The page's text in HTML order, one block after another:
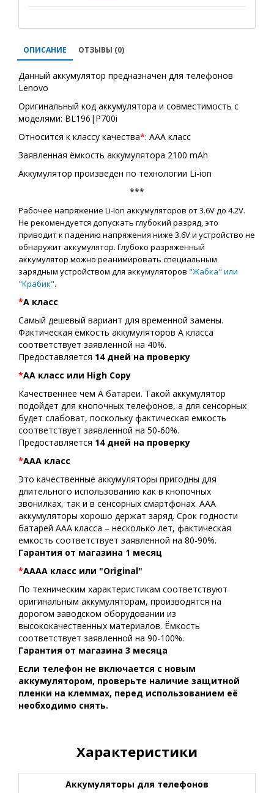
ОПИСАНИЕ ОТЗЫВЫ (0)
Данный аккумулятор предназначен для телефонов
Lenovo
Оригинальный код аккумулятора и совместимость с
моделями: BL196|P700i
Относится к классу качества*: AAA класс
Заявленная ёмкость аккумулятора 2100 mAh
Аккумулятор произведен по технологии Li-ion
***
Рабочее напряжение Li-Ion аккумуляторов от 3.6V до 4.2V.
Не рекомендуется допускать глубокий разряд, это
приводит к падению напряжения ниже 3.6V и устройство не
обнаружит аккумулятор. Глубоко разряженный
аккумулятор можно реанимировать специальным
зарядным устройством для аккумуляторов "Жабка" или
"Крабик".
*А класс
Самый дешевый вариант для временной замены.
Фактическая ёмкость аккумуляторов A класса
соответствует заявленной на 40%.
Предоставляется 14 дней на проверку
*АA класс или High Copy
Качественнее чем А батареи. Такой аккумулятор
подойдет для кнопочных телефонов, а для сенсорных
будет слабоват, поскольку фактическая емкость
соответствует заявленной на 50-60%.
Предоставляется 14 дней на проверку
*АAA класс
Это качественные аккумуляторы пригодны для
длительного использованию как в кнопочных
звонилках, так и в сенсорных смартфонах. ААА
аккумуляторы хорошо держат заряд. Срок годности
батарей ААА класса – несколько лет, фактическая
емкость соответствует заявленной на 80-90%.
Гарантия от магазина 1 месяц
*AAAA класс или "Original"
По техническим характеристикам соответствуют
оригинальным аккумуляторам, производятся на
дорогом заводском оборудовании из
высококачественных материалов. Ёмкость
соответствует заявленной на 90-100%.
Гарантия от магазина 3 месяца
Если телефон не включается с новым
аккумулятором, проверьте наличие защитной
пленки на клеммах, перед использованием её
необходимо снять.
Характеристики
Аккумуляторы для телефонов